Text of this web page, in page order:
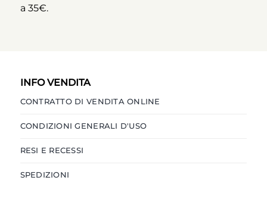
a 35€.
INFO VENDITA
CONTRATTO DI VENDITA ONLINE
CONDIZIONI GENERALI D'USO
RESI E RECESSI
SPEDIZIONI